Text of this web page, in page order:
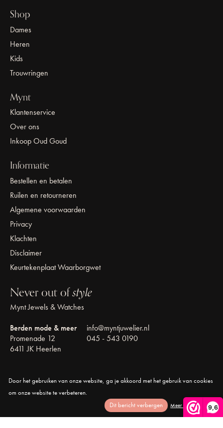
9,6
Shop
Dames
Heren
Kids
Trouwringen
Mynt
Klantenservice
Over ons
Inkoop Oud Goud
Informatie
Bestellen en betalen
Ruilen en retourneren
Algemene voorwaarden
Privacy
Klachten
Disclaimer
Keurtekenplaat Waarborgwet
Never out ofstyle
Mynt Jewels & Watches
Berden mode & meer
Promenade 12
6411 JK Heerlen
info@myntjuwelier.nl
045 - 543 0190
© Copyright 2026 Mynt Jewels & Watches
Door het gebruiken van onze website, ga je akkoord met het gebruik van cookies
om onze website te verbeteren.
Dit bericht verbergen
Meer over cookies »